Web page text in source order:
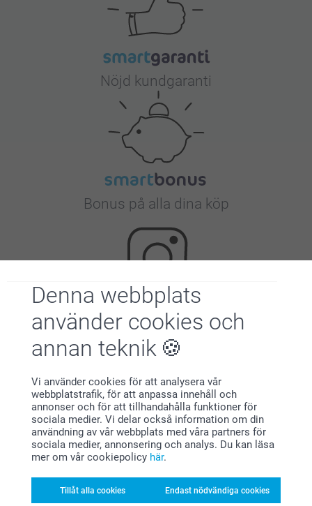
Denna webbplats
använder cookies och
annan teknik
Vi använder cookies för att analysera vår
webbplatstrafik, för att anpassa innehåll och
annonser och för att tillhandahålla funktioner för
sociala medier. Vi delar också information om din
användning av vår webbplats med våra partners för
sociala medier, annonsering och analys. Du kan läsa
mer om vår cookiepolicy här.
Tillåt alla cookies Endast nödvändiga cookies
Nöjd kundgaranti
Bonus på alla dina köp
Letar du efter inspiration?
Förstklassig kundservice